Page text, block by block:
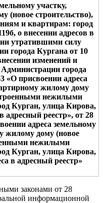
участку,
у (новое строительство),
и квартирам: город
о внесении адресов в
утратившими силу
города Кургана от 10
изменений и
города
«О присвоении адреса
ужиломудому
нежилыми
Курган, улица Кирова,
адресный реестр», от 28
адреса земельному
жиломудому(новое
нежилыми
Курган, улица Кирова,
в адресный реестр»
законами от 28
информационной